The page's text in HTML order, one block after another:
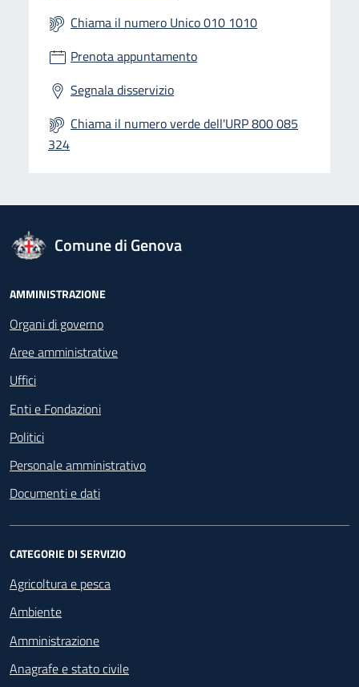
Chiama il numero Unico 010 1010
Prenota appuntamento
Segnala disservizio
Chiama il numero verde dell'URP 800 085
324
logo Unione Europea
Comune di Genova
Footer - Navigazione
AMMINISTRAZIONE
Organi di governo
Aree amministrative
Uffici
Enti e Fondazioni
Politici
Personale amministrativo
Documenti e dati
CATEGORIE DI SERVIZIO
Agricoltura e pesca
Ambiente
Amministrazione
Anagrafe e stato civile